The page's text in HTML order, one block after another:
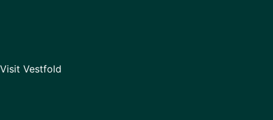
Visit Vestfold